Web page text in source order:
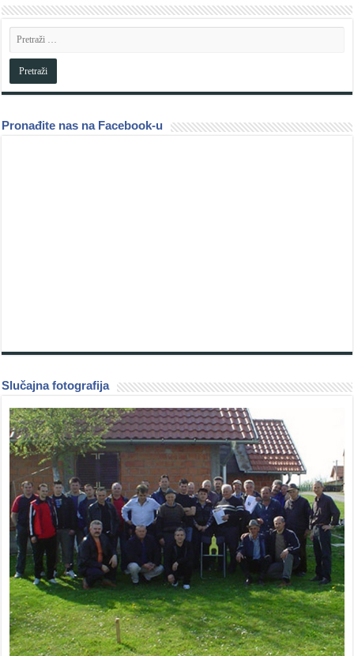
Pronađite nas na Facebook-u
Slučajna fotografija